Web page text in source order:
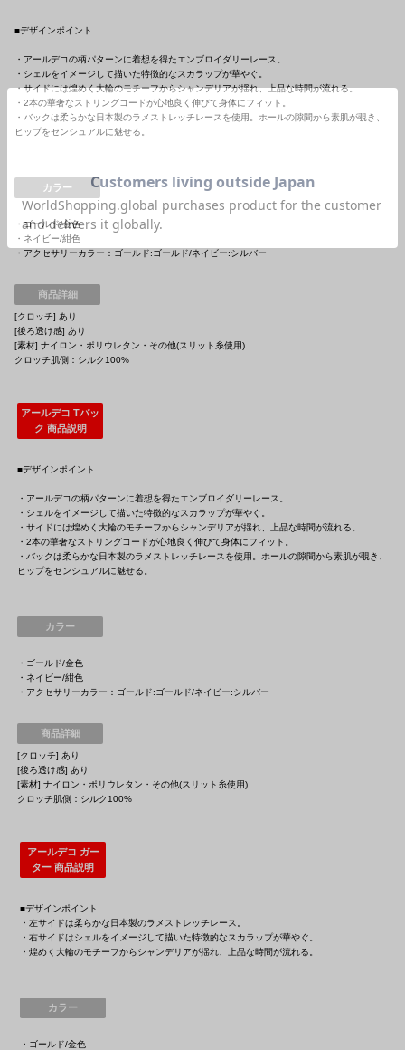
■デザインポイント
・アールデコの柄パターンに着想を得たエンブロイダリーレース。
・シェルをイメージして描いた特徴的なスカラップが華やぐ。
・サイドには煌めく大輪のモチーフからシャンデリアが揺れ、上品な時間が流れる。
・2本の華奢なストリングコードが心地良く伸びて身体にフィット。
・バックは柔らかな日本製のラメストレッチレースを使用。ホールの隙間から素肌が覗き、
ヒップをセンシュアルに魅せる。
カラー
・ゴールド/金色
・ネイビー/紺色
・アクセサリーカラー：ゴールド:ゴールド/ネイビー:シルバー
商品詳細
[クロッチ] あり
[後ろ透け感] あり
[素材] ナイロン・ポリウレタン・その他(スリット糸使用)
クロッチ肌側：シルク100%
アールデコ Tバッ
ク 商品説明
■デザインポイント
・アールデコの柄パターンに着想を得たエンブロイダリーレース。
・シェルをイメージして描いた特徴的なスカラップが華やぐ。
・サイドには煌めく大輪のモチーフからシャンデリアが揺れ、上品な時間が流れる。
・2本の華奢なストリングコードが心地良く伸びて身体にフィット。
・バックは柔らかな日本製のラメストレッチレースを使用。ホールの隙間から素肌が覗き、
ヒップをセンシュアルに魅せる。
カラー
・ゴールド/金色
・ネイビー/紺色
・アクセサリーカラー：ゴールド:ゴールド/ネイビー:シルバー
商品詳細
[クロッチ] あり
[後ろ透け感] あり
[素材] ナイロン・ポリウレタン・その他(スリット糸使用)
クロッチ肌側：シルク100%
アールデコ ガー
ター 商品説明
■デザインポイント
・左サイドは柔らかな日本製のラメストレッチレース。
・右サイドはシェルをイメージして描いた特徴的なスカラップが華やぐ。
・煌めく大輪のモチーフからシャンデリアが揺れ、上品な時間が流れる。
カラー
・ゴールド/金色